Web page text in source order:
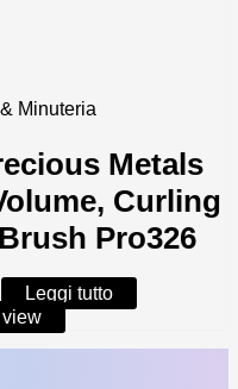
Minuteria
Metals
Curling
Pro326
Leggi tutto